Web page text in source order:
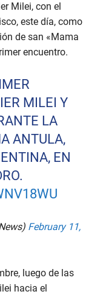
Milei, con el
este día, como
de san «Mama
encuentro.
MILEI Y
LA
ANTULA,
EN
February 11,
luego de las
hacia el